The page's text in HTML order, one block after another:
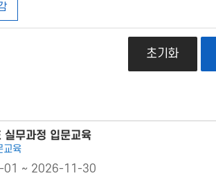
초기화
무과정 입문교육
교육
01 ~ 2026-11-30